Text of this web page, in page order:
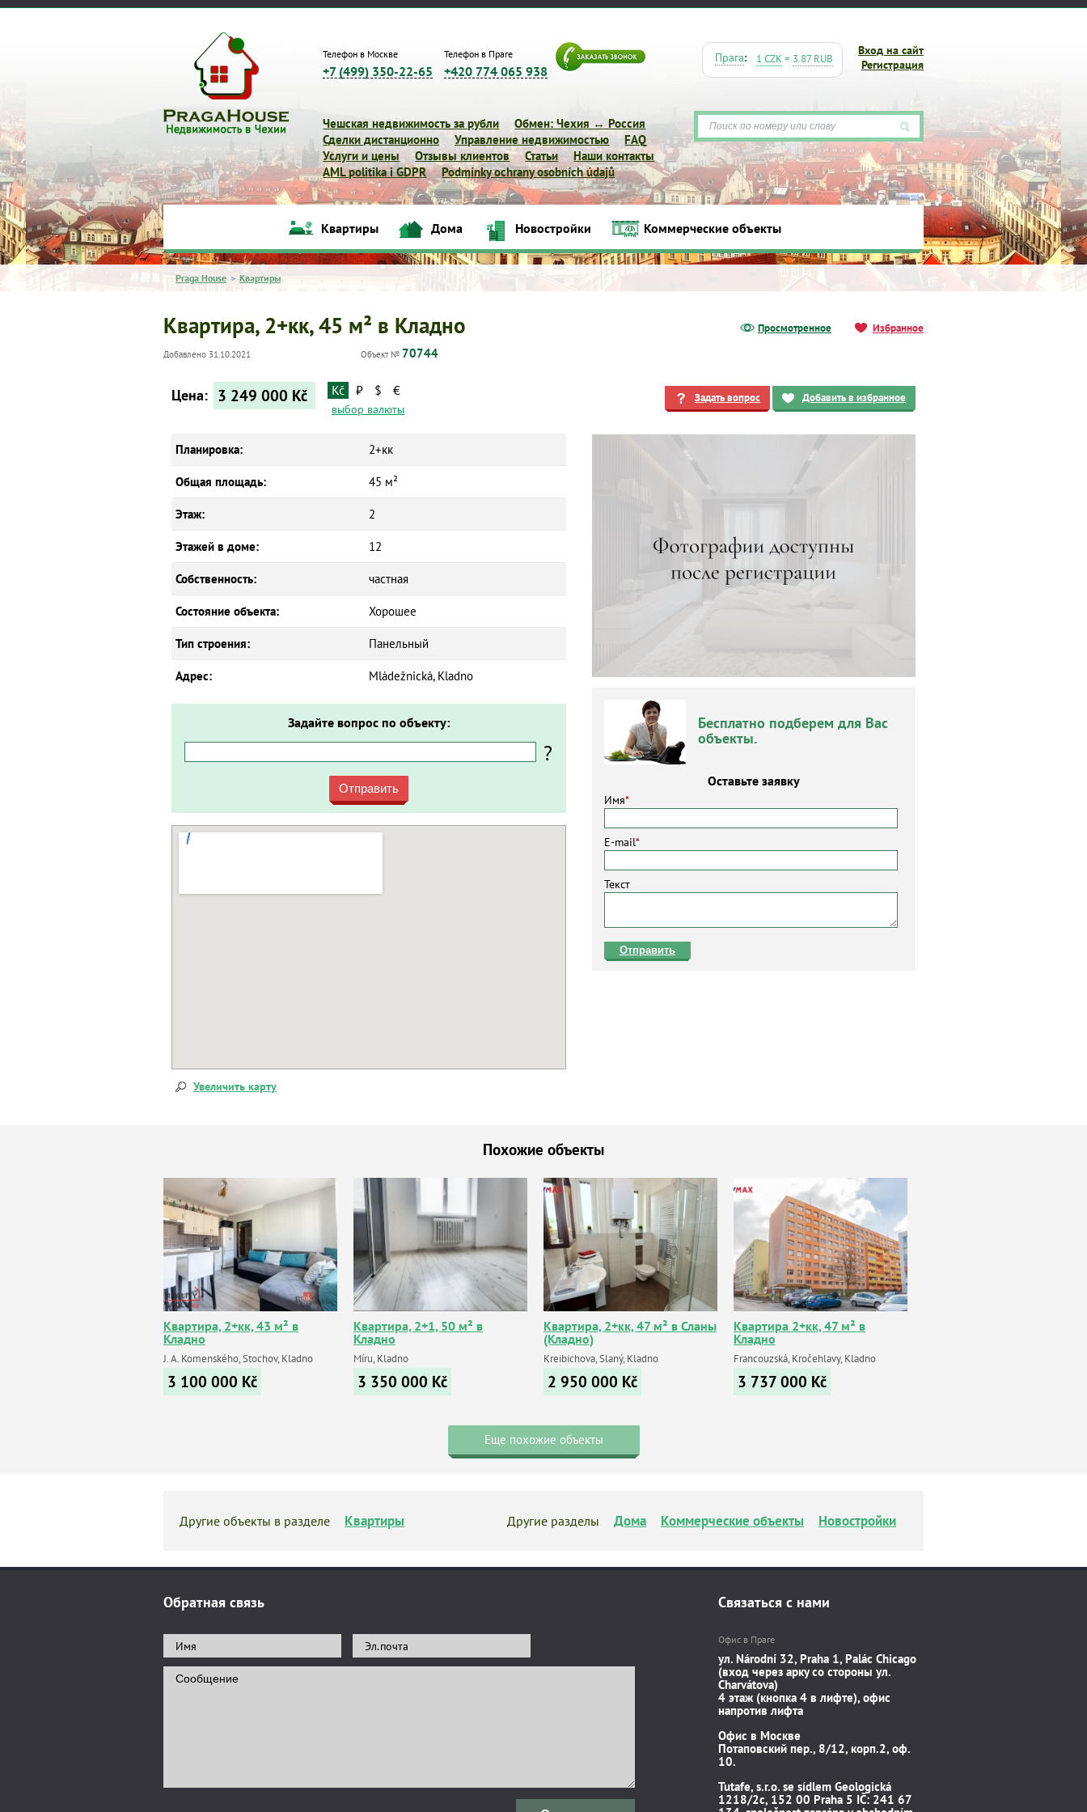
Телефон в Москве
+7 (499) 350-22-65
Телефон в Праге
+420 774 065 938
Вход на сайт
Регистрация
Прага: 1 CZK= 3.87 RUB
Чешская недвижимость за рубли
Обмен: Чехия ↔ Россия
Сделки дистанционно
Управление недвижимостью
FAQ
Услуги и цены
Отзывы клиентов Статьи
Наши контакты
AML politika i GDPR
Podmínky ochrany osobních údajů
Квартиры Дома Новостройки Коммерческие объекты
Квартиры Дома Новостройки Коммерческие объекты
Praga House > Квартиры
Просмотренное Избранное
Квартира, 2+кк, 45 м² в Кладно
Добавлено 31.10.2021 Объект № 70744
Задать вопрос Добавить в избранное
Бесплатно подберем для Вас
объекты.
Оставьте заявку
Имя*
E-mail*
Текст
Отправить
Цена: 3 249 000 Kč Kč ₽ $ €
выбор валюты
Планировка: 2+кк
Общая площадь: 45 м²
Этаж: 2
Этажей в доме: 12
Собственность: частная
Состояние объекта: Хорошее
Тип строения: Панельный
Адрес: Mládežnická, Kladno
Задайте вопрос по объекту:
?
Отправить
Увеличить карту
Похожие объекты
Квартира, 2+кк, 43 м² в
Кладно
J. A. Komenského, Stochov, Kladno
3 100 000 Kč
Квартира, 2+1, 50 м² в
Кладно
Míru, Kladno
3 350 000 Kč
Квартира, 2+кк, 47 м² в Сланы
(Кладно)
Kreibichova, Slaný, Kladno
2 950 000 Kč
Квартира 2+кк, 47 м² в
Кладно
Francouzská, Kročehlavy, Kladno
3 737 000 Kč
Еще похожие объекты
Другие объекты в разделе Квартиры Другие разделы Дома Коммерческие объекты Новостройки
Обратная связь Связаться с нами
Офис в Праге
ул. Národní 32, Praha 1, Palác Chicago
(вход через арку со стороны ул.
Charvátova)
4 этаж (кнопка 4 в лифте), офис
напротив лифта
Офис в Москве
Потаповский пер., 8/12, корп.2, оф.
10.
Tutafe, s.r.o. se sídlem Geologická
1218/2c, 152 00 Praha 5 IČ: 241 67